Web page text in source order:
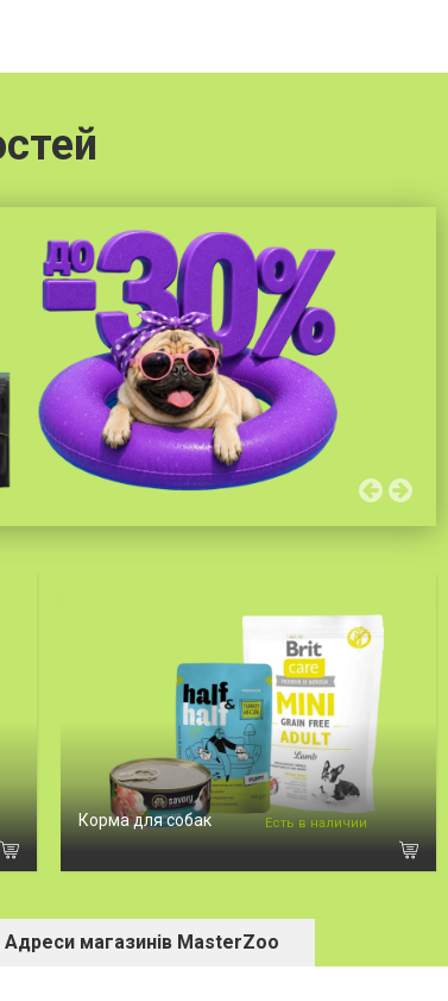
Корма для собак Есть в наличии
Адреси магазинів MasterZoo